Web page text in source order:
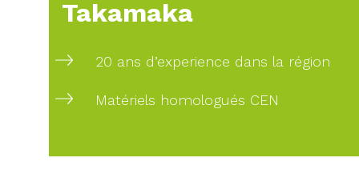
Takamaka
20 ans d’experience dans la région
Matériels homologués CEN